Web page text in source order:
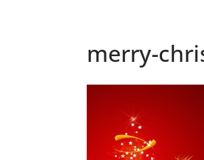
merry-